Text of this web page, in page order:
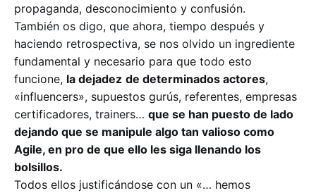
propaganda, desconocimiento y confusión.
También os digo, que ahora, tiempo después y
haciendo retrospectiva, se nos olvido un ingrediente
fundamental y necesario para que todo esto
funcione, la dejadez de determinados actores,
«influencers», supuestos gurús, referentes, empresas
certificadores, trainers… que se han puesto de lado
dejando que se manipule algo tan valioso como
Agile, en pro de que ello les siga llenando los
bolsillos.
Todos ellos justificándose con un «… hemos